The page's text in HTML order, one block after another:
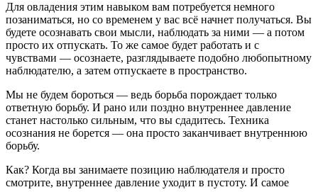
Для овладения этим навыком вам потребуется немного
позаниматься, но со временем у вас всё начнет получаться. Вы
будете осознавать свои мысли, наблюдать за ними — а потом
просто их отпускать. То же самое будет работать и с
чувствами — осознаете, разглядываете подобно любопытному
наблюдателю, а затем отпускаете в пространство.
Мы не будем бороться — ведь борьба порождает только
ответную борьбу. И рано или поздно внутреннее давление
станет настолько сильным, что вы сдадитесь. Техника
осознания не борется — она просто заканчивает внутреннюю
борьбу.
Как? Когда вы занимаете позицию наблюдателя и просто
смотрите, внутреннее давление уходит в пустоту. И самое